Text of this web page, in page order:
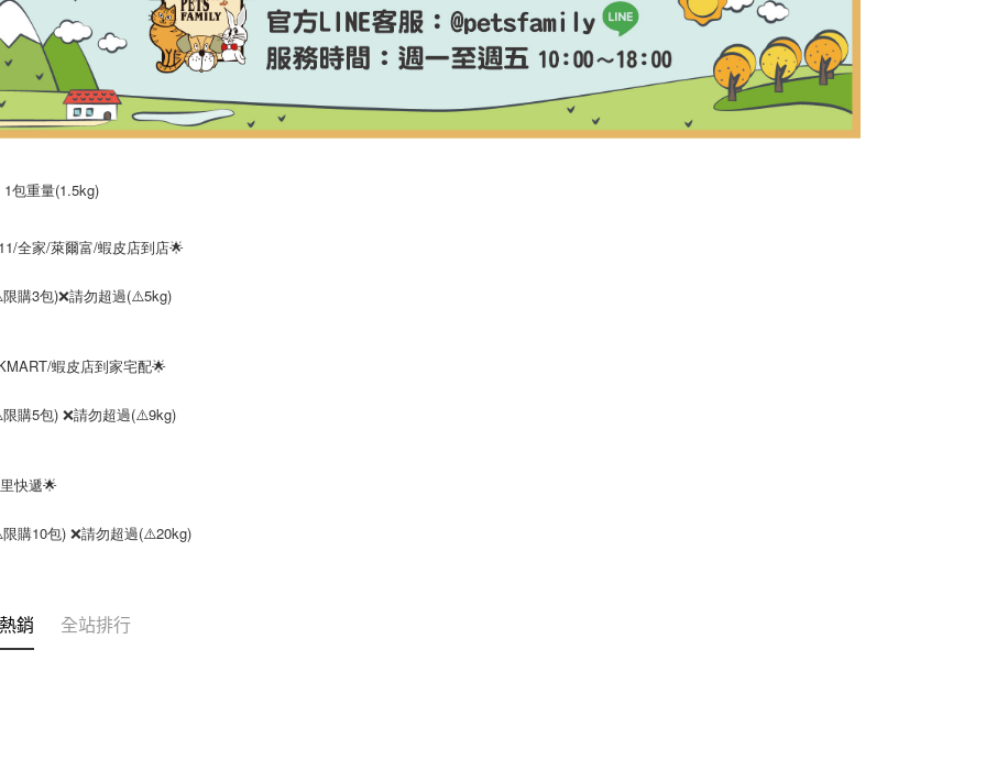
包重量(1.5kg)
全家/萊爾富/蝦皮店到店🌟
3包)❌請勿超過(⚠️5kg)
蝦皮店到家宅配🌟
5包) ❌請勿超過(⚠️9kg)
快遞🌟
10包) ❌請勿超過(⚠️20kg)
銷 全站排行